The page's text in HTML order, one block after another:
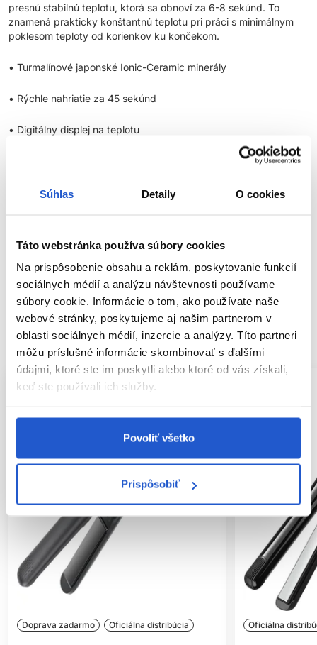
Súhlas Detaily O cookies
Táto webstránka používa súbory cookies
Na prispôsobenie obsahu a reklám, poskytovanie funkcií
sociálnych médií a analýzu návštevnosti používame
súbory cookie. Informácie o tom, ako používate naše
webové stránky, poskytujeme aj našim partnerom v
oblasti sociálnych médií, inzercie a analýzy. Títo partneri
môžu príslušné informácie skombinovať s ďalšími
údajmi, ktoré ste im poskytli alebo ktoré od vás získali,
keď ste používali ich služby.
Povoliť všetko
Prispôsobiť
presnú stabilnú teplotu, ktorá sa obnoví za 6-8 sekúnd. To
znamená prakticky konštantnú teplotu pri práci s minimálnym
poklesom teploty od korienkov ku končekom.
• Turmalínové japonské Ionic-Ceramic minerály
• Rýchle nahriatie za 45 sekúnd
• Digitálny displej na teplotu
Parametre
Hodnotenia
SÚVISIACE PRODUKTY
Doprava zadarmo Oficiálna distribúcia Oficiálna